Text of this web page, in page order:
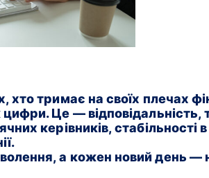
тримає на своїх плечах
Це — відповідальність,
керівників, стабільності
а кожен новий день —